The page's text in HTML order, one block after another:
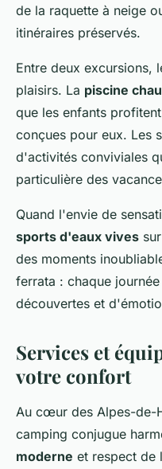
de la raquette à neige
itinéraires préservés.
Entre deux excursions,
plaisirs. La piscine
que les enfants
conçues pour eux. Les
d'activités conviviales
particulière des
Quand l'envie de
sports d'eaux vives
des moments
ferrata : chaque
découvertes et
Services et
votre confort
Au cœur des Alpes-de-
camping conjugue
moderne et respect de